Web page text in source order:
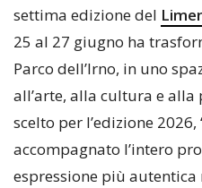
settima edizione del
25 al 27 giugno ha
Parco dell’Irno, in uno
all’arte, alla cultura e
scelto per l’edizione 2026,
accompagnato l’intero
espressione più